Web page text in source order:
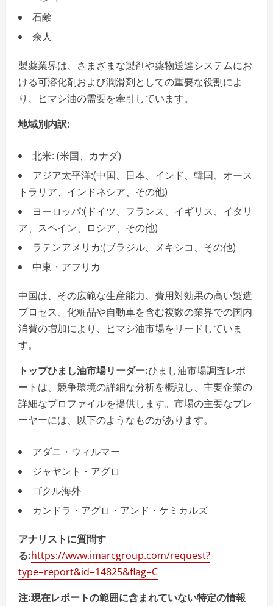
石鹸
余人
製薬業界は、さまざまな製剤や薬物送達システムにお
ける可溶化剤および潤滑剤としての重要な役割によ
り、ヒマシ油の需要を牽引しています。
地域別内訳:
北米: (米国、カナダ)
アジア太平洋:(中国、日本、インド、韓国、オース
トラリア、インドネシア、その他)
ヨーロッパ:(ドイツ、フランス、イギリス、イタリ
ア、スペイン、ロシア、その他)
ラテンアメリカ:(ブラジル、メキシコ、その他)
中東・アフリカ
中国は、その広範な生産能力、費用対効果の高い製造
プロセス、化粧品や自動車を含む複数の業界での国内
消費の増加により、ヒマシ油市場をリードしていま
す。
トップひまし油市場リーダー:ひまし油市場調査レポ
ートは、競争環境の詳細な分析を概説し、主要企業の
詳細なプロファイルを提供します。市場の主要なプレ
ーヤーには、以下のようなものがあります。
アダニ・ウィルマー
ジャヤント・アグロ
ゴクル海外
カンドラ・アグロ・アンド・ケミカルズ
アナリストに質問す
る:https://www.imarcgroup.com/request?
type=report&id=14825&flag=C
注:現在レポートの範囲に含まれていない特定の情報